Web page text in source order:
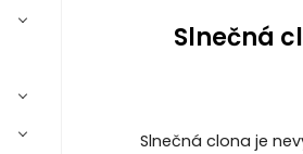
Slnečná
Slnečná clona je